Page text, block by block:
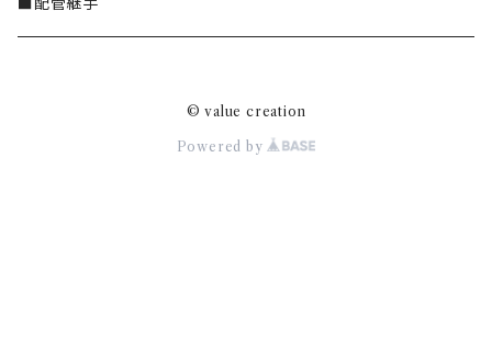
© value creation
Powered by